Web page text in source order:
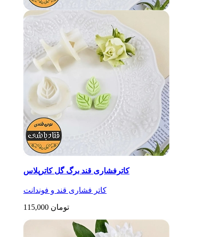
کاترفشاری قند برگ گل کاترپلاس
کاتر فشاری قند و فوندانت
115,000 تومان